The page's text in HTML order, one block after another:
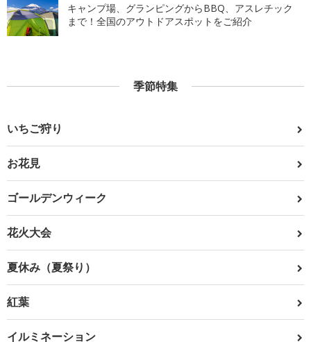
キャンプ場、グランピングからBBQ、アスレチック
まで！全国のアウトドアスポットをご紹介
季節特集
いちご狩り
お花見
ゴールデンウィーク
花火大会
夏休み（夏祭り）
紅葉
イルミネーション